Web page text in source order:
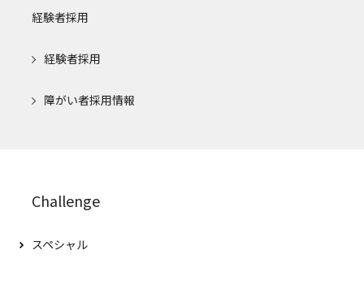
経験者採用
経験者採用
障がい者採用情報
Challenge
スペシャル